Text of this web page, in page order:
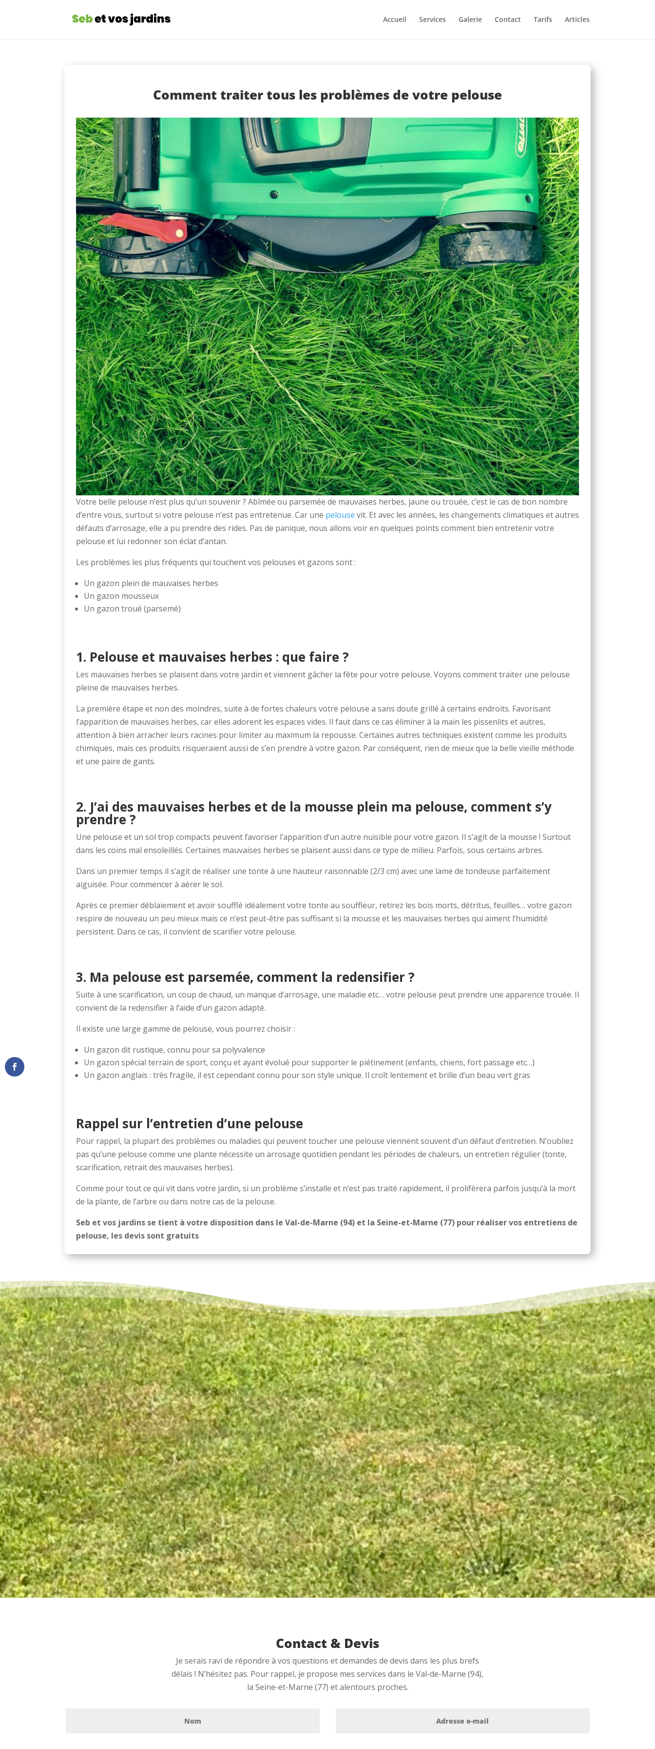
Accueil Services Galerie Contact Tarifs Articles
Comment traiter tous les problèmes de votre pelouse
Votre belle pelouse n’est plus qu’un souvenir ? Abîmée ou parsemée de mauvaises herbes, jaune ou trouée, c’est le cas de bon nombre
d’entre vous, surtout si votre pelouse n’est pas entretenue. Car une pelouse vit. Et avec les années, les changements climatiques et autres
défauts d’arrosage, elle a pu prendre des rides. Pas de panique, nous allons voir en quelques points comment bien entretenir votre
pelouse et lui redonner son éclat d’antan.
Les problèmes les plus fréquents qui touchent vos pelouses et gazons sont :
Un gazon plein de mauvaises herbes
Un gazon mousseux
Un gazon troué (parsemé)
1. Pelouse et mauvaises herbes : que faire ?
Les mauvaises herbes se plaisent dans votre jardin et viennent gâcher la fête pour votre pelouse. Voyons comment traiter une pelouse
pleine de mauvaises herbes.
La première étape et non des moindres, suite à de fortes chaleurs votre pelouse a sans doute grillé à certains endroits. Favorisant
l’apparition de mauvaises herbes, car elles adorent les espaces vides. Il faut dans ce cas éliminer à la main les pissenlits et autres,
attention à bien arracher leurs racines pour limiter au maximum la repousse. Certaines autres techniques existent comme les produits
chimiques, mais ces produits risqueraient aussi de s’en prendre à votre gazon. Par conséquent, rien de mieux que la belle vieille méthode
et une paire de gants.
2. J’ai des mauvaises herbes et de la mousse plein ma pelouse, comment s’y
prendre ?
Une pelouse et un sol trop compacts peuvent favoriser l’apparition d’un autre nuisible pour votre gazon. Il s’agit de la mousse ! Surtout
dans les coins mal ensoleillés. Certaines mauvaises herbes se plaisent aussi dans ce type de milieu. Parfois, sous certains arbres.
Dans un premier temps il s’agit de réaliser une tonte à une hauteur raisonnable (2/3 cm) avec une lame de tondeuse parfaitement
aiguisée. Pour commencer à aérer le sol.
Après ce premier déblaiement et avoir soufflé idéalement votre tonte au souffleur, retirez les bois morts, détritus, feuilles… votre gazon
respire de nouveau un peu mieux mais ce n’est peut-être pas suffisant si la mousse et les mauvaises herbes qui aiment l’humidité
persistent. Dans ce cas, il convient de scarifier votre pelouse.
3. Ma pelouse est parsemée, comment la redensifier ?
Suite à une scarification, un coup de chaud, un manque d’arrosage, une maladie etc… votre pelouse peut prendre une apparence trouée. Il
convient de la redensifier à l’aide d’un gazon adapté.
Il existe une large gamme de pelouse, vous pourrez choisir :
Un gazon dit rustique, connu pour sa polyvalence
Un gazon spécial terrain de sport, conçu et ayant évolué pour supporter le piétinement (enfants, chiens, fort passage etc…)
Un gazon anglais : très fragile, il est cependant connu pour son style unique. Il croît lentement et brille d’un beau vert gras
Rappel sur l’entretien d’une pelouse
Pour rappel, la plupart des problèmes ou maladies qui peuvent toucher une pelouse viennent souvent d’un défaut d’entretien. N’oubliez
pas qu’une pelouse comme une plante nécessite un arrosage quotidien pendant les périodes de chaleurs, un entretien régulier (tonte,
scarification, retrait des mauvaises herbes).
Comme pour tout ce qui vit dans votre jardin, si un problème s’installe et n’est pas traité rapidement, il prolifèrera parfois jusqu’à la mort
de la plante, de l’arbre ou dans notre cas de la pelouse.
Seb et vos jardins se tient à votre disposition dans le Val-de-Marne (94) et la Seine-et-Marne (77) pour réaliser vos entretiens de
pelouse, les devis sont gratuits
Contact & Devis
Je serais ravi de répondre à vos questions et demandes de devis dans les plus brefs
délais ! N’hésitez pas. Pour rappel, je propose mes services dans le Val-de-Marne (94),
la Seine-et-Marne (77) et alentours proches.